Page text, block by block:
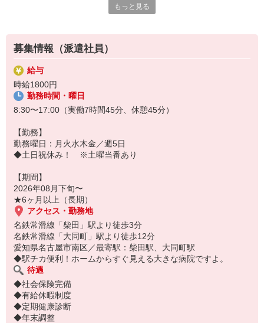
●ソフトウェアのインストールやアップデータ作業
もっと見る
募集情報（派遣社員）
給与
時給1800円
勤務時間・曜日
8:30〜17:00（実働7時間45分、休憩45分）
【勤務】
勤務曜日：月火水木金／週5日
◆土日祝休み！ ※土曜当番あり
【期間】
2026年08月下旬〜
★6ヶ月以上（長期）
アクセス・勤務地
名鉄常滑線「柴田」駅より徒歩3分
名鉄常滑線「大同町」駅より徒歩12分
愛知県名古屋市南区／最寄駅：柴田駅、大同町駅
◆駅チカ便利！ホームからすぐ見える大きな病院ですよ。
待遇
◆社会保険完備
◆有給休暇制度
◆定期健康診断
◆年末調整